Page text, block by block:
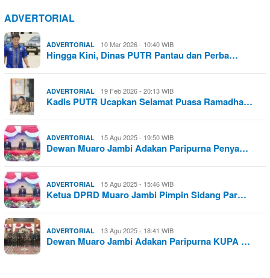
ADVERTORIAL
ADVERTORIAL 10 Mar 2026 - 10:40 WIB
Hingga Kini, Dinas PUTR Pantau dan Perba…
ADVERTORIAL 19 Feb 2026 - 20:13 WIB
Kadis PUTR Ucapkan Selamat Puasa Ramadha…
ADVERTORIAL 15 Agu 2025 - 19:50 WIB
Dewan Muaro Jambi Adakan Paripurna Penya…
ADVERTORIAL 15 Agu 2025 - 15:46 WIB
Ketua DPRD Muaro Jambi Pimpin Sidang Par…
ADVERTORIAL 13 Agu 2025 - 18:41 WIB
Dewan Muaro Jambi Adakan Paripurna KUPA …